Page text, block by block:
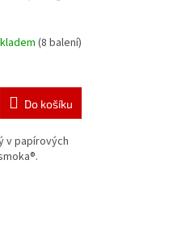
(8 balení)
Do košíku
v papírových